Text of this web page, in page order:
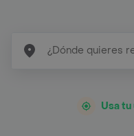
Usa